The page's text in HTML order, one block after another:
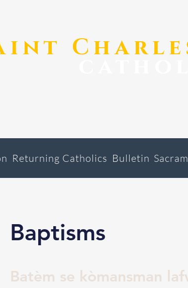
Baptisms
Batèm se kòmansman
Returning Catholics Bulletin